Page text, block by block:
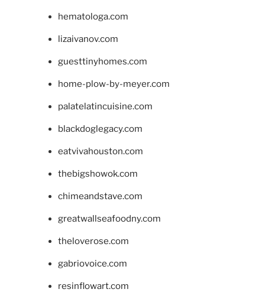
hematologa.com
lizaivanov.com
guesttinyhomes.com
home-plow-by-meyer.com
palatelatincuisine.com
blackdoglegacy.com
eatvivahouston.com
thebigshowok.com
chimeandstave.com
greatwallseafoodny.com
theloverose.com
gabriovoice.com
resinflowart.com